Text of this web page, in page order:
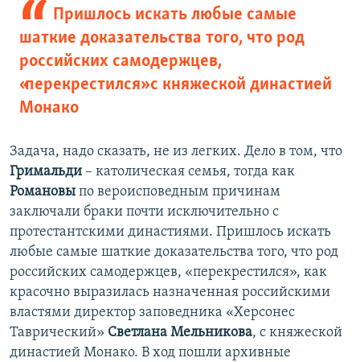
Пришлось искать любые самые
шаткие доказательства того, что род
российских самодержцев,
«перекрестился» с княжеской династией
Монако
Задача, надо сказать, не из легких. Дело в том, что
Гримальди – католическая семья, тогда как
Романовы по вероисповедным причинам
заключали браки почти исключительно с
протестантскими династиями. Пришлось искать
любые самые шаткие доказательства того, что род
российских самодержцев, «перекрестился», как
красочно выразилась назначенная российскими
властями директор заповедника «Херсонес
Таврический» Светлана Мельникова, с княжеской
династией Монако. В ход пошли архивные